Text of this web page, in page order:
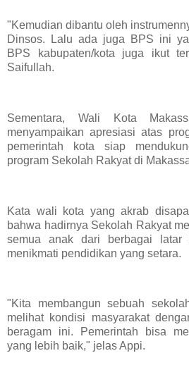
"Kemudian dibantu oleh
Dinsos. Lalu ada juga BPS ini
BPS kabupaten/kota juga ikut
Saifullah.
Sementara, Wali Kota
menyampaikan apresiasi atas
pemerintah kota siap
program Sekolah Rakyat di
Kata wali kota yang akrab
bahwa hadirnya Sekolah Rakyat
semua anak dari berbagai latar
menikmati pendidikan yang setara.
"Kita membangun sebuah
melihat kondisi masyarakat
beragam ini. Pemerintah bisa
yang lebih baik," jelas Appi.